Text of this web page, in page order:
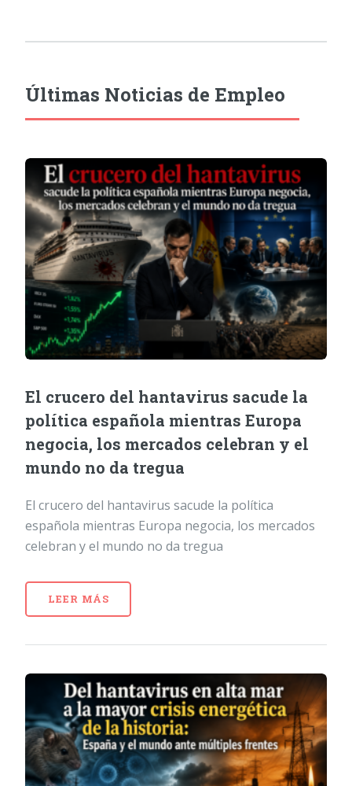
Últimas Noticias de Empleo
El crucero del hantavirus sacude la
política española mientras Europa
negocia, los mercados celebran y el
mundo no da tregua
El crucero del hantavirus sacude la política
española mientras Europa negocia, los mercados
celebran y el mundo no da tregua
LEER MÁS